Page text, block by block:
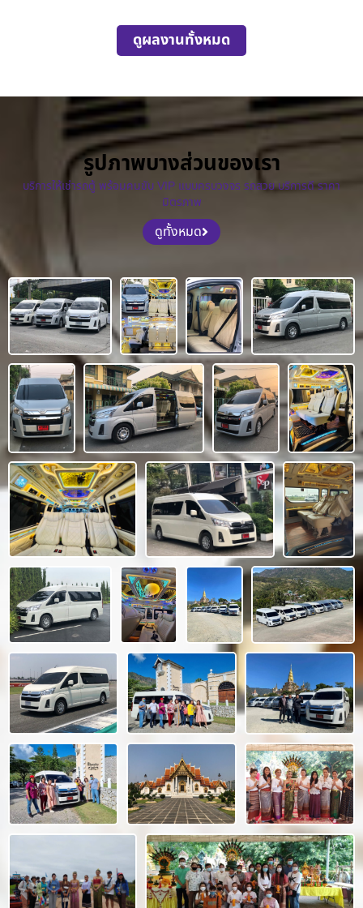
ดูผลงานทั้งหมด
รูปภาพบางส่วนของเรา
บริการให้เช่ารถตู้ พร้อมคนขับ VIP แบบครบวงจร รถสวย บริการดี ราคา
มิตรภาพ
ดูทั้งหมด